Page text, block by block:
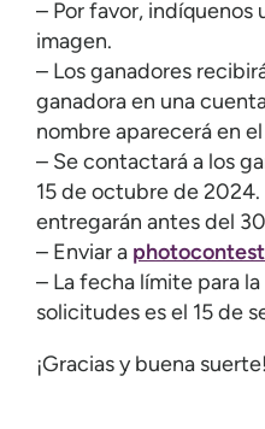
– Por favor, indíquenos
imagen.
– Los ganadores
ganadora en una
nombre aparecerá en
– Se contactará a los
15 de octubre de 2024.
entregarán antes del
– Enviar a
– La fecha límite para
solicitudes es el 15 de
¡Gracias y buena suerte!